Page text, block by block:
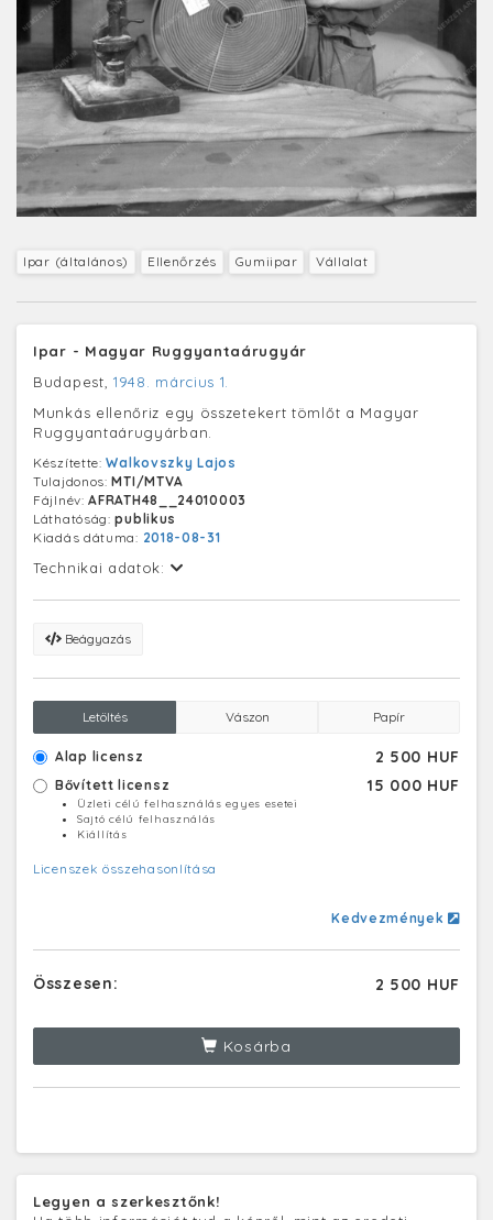
Ipar (általános) Ellenőrzés Gumiipar Vállalat
Ipar - Magyar Ruggyantaárugyár
Budapest, 1948. március 1.
Munkás ellenőriz egy összetekert tömlőt a Magyar
Ruggyantaárugyárban.
Készítette:Walkovszky Lajos
Tulajdonos:MTI/MTVA
Fájlnév:AFRATH48__24010003
Láthatóság:publikus
Kiadás dátuma: 2018-08-31
Technikai adatok:
Beágyazás
Letöltés Vászon Papír
Alap licensz 2 500 HUF
Bővített licensz 15 000 HUF
Üzleti célú felhasználás egyes esetei
Sajtó célú felhasználás
Kiállítás
Licenszek összehasonlítása
Kedvezmények
Összesen: 2 500 HUF
Kosárba
Legyen a szerkesztőnk!